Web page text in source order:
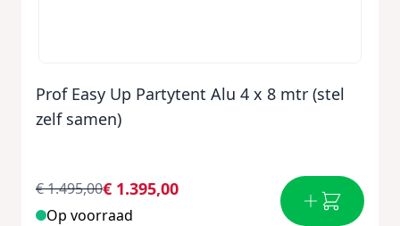
Prof Easy Up Partytent Alu 4 x 8 mtr (stel
zelf samen)
€ 1.395,00
€ 1.495,00
Op voorraad